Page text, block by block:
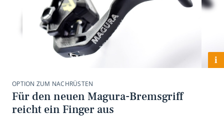
i
OPTION ZUM NACHRÜSTEN
Für den neuen Magura-Bremsgriff
reicht ein Finger aus